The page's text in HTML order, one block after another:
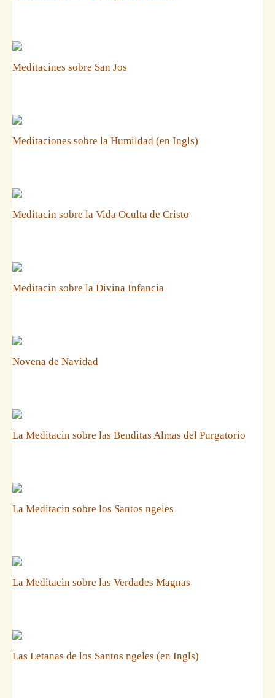
Meditacines sobre San Jos
Meditaciones sobre la Humildad (en Ingls)
Meditacin sobre la Vida Oculta de Cristo
Meditacin sobre la Divina Infancia
Novena de Navidad
La Meditacin sobre las Benditas Almas del Purgatorio
La Meditacin sobre los Santos ngeles
La Meditacin sobre las Verdades Magnas
Las Letanas de los Santos ngeles (en Ingls)